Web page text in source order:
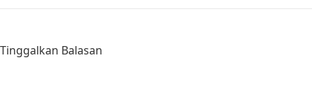
Tinggalkan Balasan